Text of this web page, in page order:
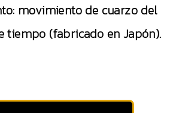
movimiento de cuarzo del
tiempo (fabricado en Japón).